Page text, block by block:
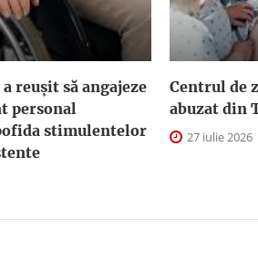
a reuşit să angajeze
personal
stimulentelor
Centrul de
abuzat din
27 iulie 2026